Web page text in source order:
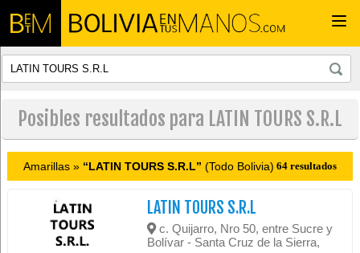
Posibles resultados para LATIN TOURS S.R.L
Amarillas » “LATIN TOURS S.R.L” (Todo Bolivia) 64 resultados
LATIN TOURS S.R.L
c. Quijarro, Nro 50, entre Sucre y
Bolívar - Santa Cruz de la Sierra,